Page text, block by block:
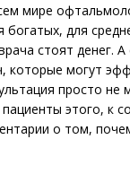
мире
богатых, для
стоят денег.
которые могут
просто
этого, к
о том,